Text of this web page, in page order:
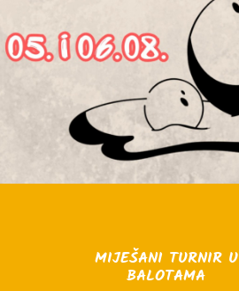
MIJEŠANI TURNIR U
BALOTAMA